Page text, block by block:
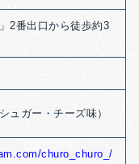
2番出口から徒歩約3
ュガー・チーズ味）
churo_churo_/